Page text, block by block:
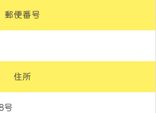
郵便番号
住所
号